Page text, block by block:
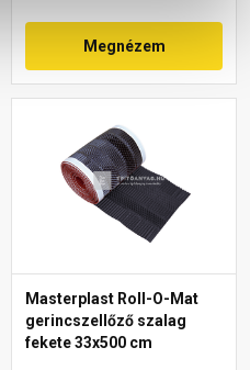
Megnézem
Masterplast Roll-O-Mat
gerincszellőző szalag
fekete 33x500 cm